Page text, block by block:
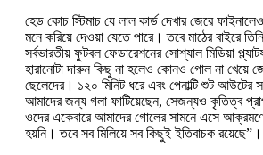
হেড কোচ স্টিমাচ যে লাল কার্ড দেখার জেরে
মনে করিয়ে দেওয়া যেতে পারে। তবে মাঠের বাইরে
সর্বভারতীয় ফুটবল ফেডারেশনের সোশ্যাল মিডিয়া
হারানোটা দারুন কিছু না হলেও কোনও গোল না খেয়ে
ছেলেদের। ১২০ মিনিট ধরে এবং পেনাল্টি শুট আউটের
আমাদের জন্য গলা ফাটিয়েছেন, সেজন্যও কৃতিত্ব
ওদের একেবারে আমাদের গোলের সামনে এসে
হয়নি। তবে সব মিলিয়ে সব কিছুই ইতিবাচক রয়েছে”।